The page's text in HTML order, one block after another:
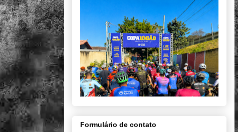
Formulário de contato